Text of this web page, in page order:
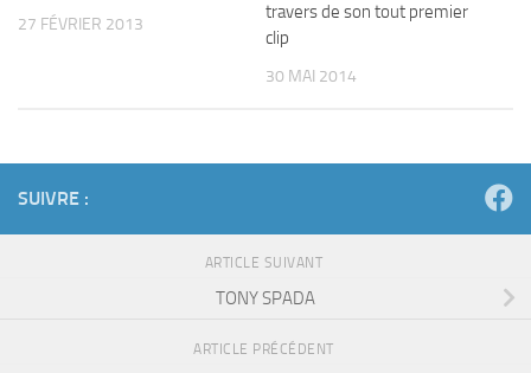
27 FÉVRIER 2013
travers de son tout premier
clip
30 MAI 2014
SUIVRE :
ARTICLE SUIVANT
TONY SPADA
ARTICLE PRÉCÉDENT